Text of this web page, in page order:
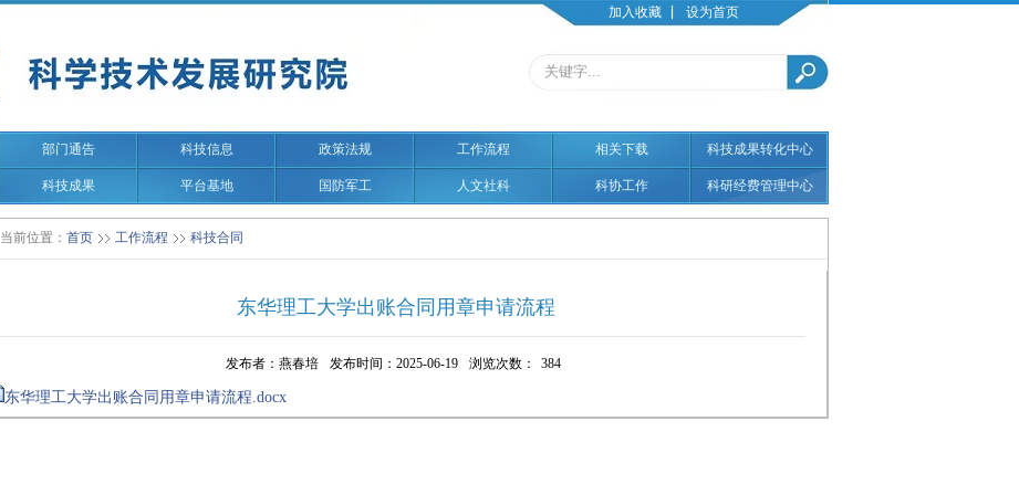
加入收藏 设为首页
部门通告 科技信息 政策法规 工作流程 相关下载 科技成果转化中心
科技成果 平台基地 国防军工 人文社科 科协工作 科研经费管理中心
当前位置： 首页 工作流程 科技合同
东华理工大学出账合同用章申请流程
发布者：燕春培 发布时间：2025-06-19 浏览次数： 384
东华理工大学出账合同用章申请流程.docx